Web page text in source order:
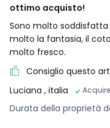
ottimo acquisto!
Sono molto
molto la fantasia, il
molto fresco.
Consiglio questo
Luciana , italia
Durata della proprietà